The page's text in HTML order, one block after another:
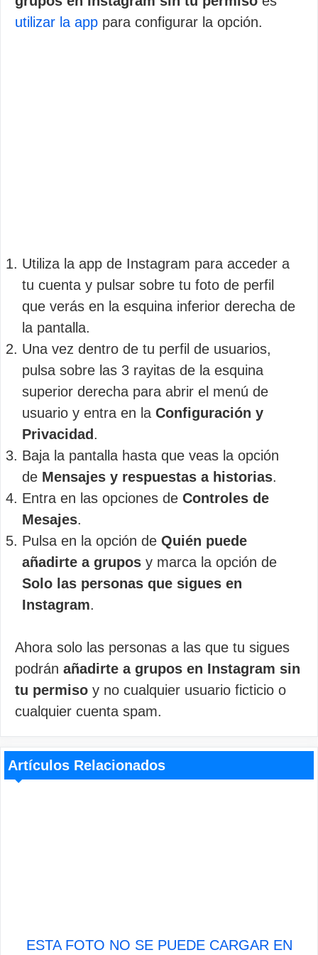
utilizar la app para configurar la opción.
Utiliza la app de Instagram para acceder a
tu cuenta y pulsar sobre tu foto de perfil
que verás en la esquina inferior derecha de
la pantalla.
Una vez dentro de tu perfil de usuarios,
pulsa sobre las 3 rayitas de la esquina
superior derecha para abrir el menú de
usuario y entra en la Configuración y
Privacidad .
Baja la pantalla hasta que veas la opción
de Mensajes y respuestas a historias.
Entra en las opciones de Controles de
Mesajes.
Pulsa en la opción de Quién puede
añadirte a grupos y marca la opción de
Solo las personas que sigues en
Instagram.
Ahora solo las personas a las que tu sigues
podrán añadirte a grupos en Instagram sin
tu permiso y no cualquier usuario ficticio o
cualquier cuenta spam.
Artículos Relacionados
ESTA FOTO NO SE PUEDE CARGAR EN